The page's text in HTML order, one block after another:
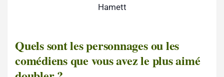
Hamett
Quels sont les personnages ou les
comédiens que vous avez le plus aimé